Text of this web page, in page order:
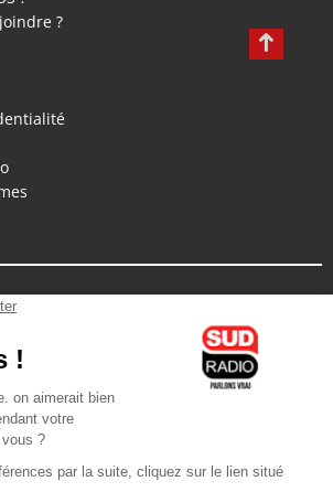
?
/ Android
l'application